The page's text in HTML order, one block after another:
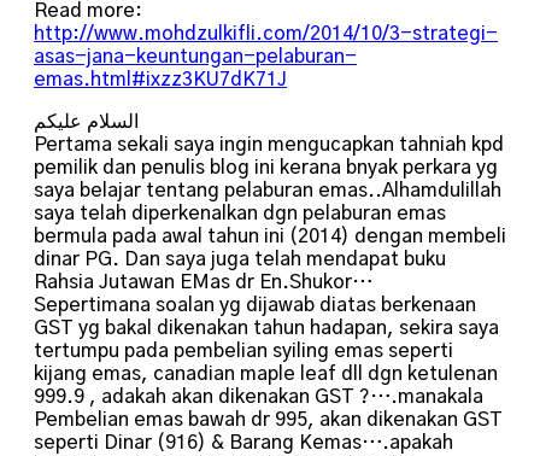
Read more:
http://www.mohdzulkifli.com/2014/10/3-strategi-
asas-jana-keuntungan-pelaburan-
emas.html#ixzz3KU7dK71J
السلام عليكم
Pertama sekali saya ingin mengucapkan tahniah kpd
pemilik dan penulis blog ini kerana bnyak perkara yg
saya belajar tentang pelaburan emas..Alhamdulillah
saya telah diperkenalkan dgn pelaburan emas
bermula pada awal tahun ini (2014) dengan membeli
dinar PG. Dan saya juga telah mendapat buku
Rahsia Jutawan EMas dr En.Shukor…
Sepertimana soalan yg dijawab diatas berkenaan
GST yg bakal dikenakan tahun hadapan, sekira saya
tertumpu pada pembelian syiling emas seperti
kijang emas, canadian maple leaf dll dgn ketulenan
999.9 , adakah akan dikenakan GST ?….manakala
Pembelian emas bawah dr 995, akan dikenakan GST
seperti Dinar (916) & Barang Kemas….apakah